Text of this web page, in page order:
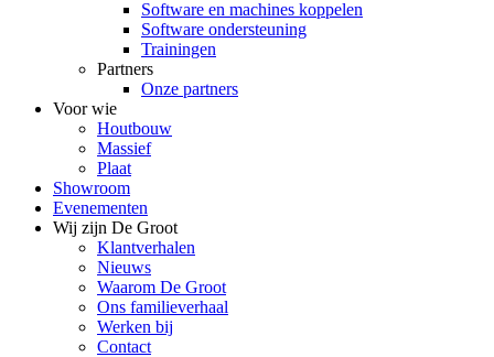
Software en machines koppelen
Software ondersteuning
Trainingen
Partners
Onze partners
Voor wie
Houtbouw
Massief
Plaat
Showroom
Evenementen
Wij zijn De Groot
Klantverhalen
Nieuws
Waarom De Groot
Ons familieverhaal
Werken bij
Contact